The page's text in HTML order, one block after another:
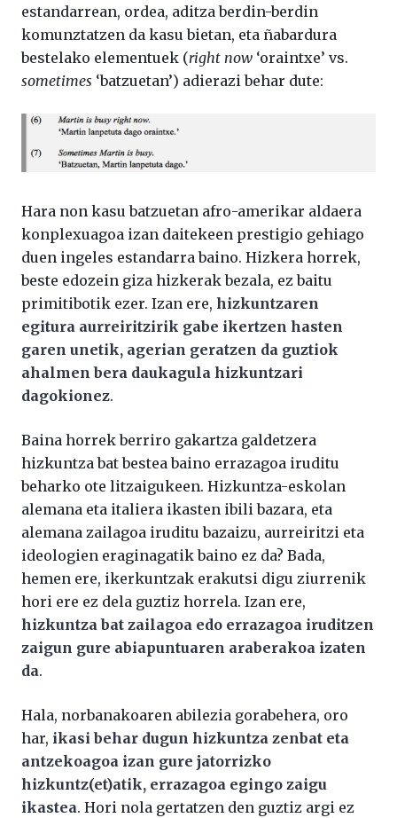
estandarrean, ordea, aditza berdin-berdin
komunztatzen da kasu bietan, eta ñabardura
bestelako elementuek (right now ‘oraintxe’ vs.
sometimes ‘batzuetan’) adierazi behar dute:
Hara non kasu batzuetan afro-amerikar aldaera
konplexuagoa izan daitekeen prestigio gehiago
duen ingeles estandarra baino. Hizkera horrek,
beste edozein giza hizkerak bezala, ez baitu
primitibotik ezer. Izan ere, hizkuntzaren
egitura aurreiritzirik gabe ikertzen hasten
garen unetik, agerian geratzen da guztiok
ahalmen bera daukagula hizkuntzari
dagokionez.
Baina horrek berriro gakartza galdetzera
hizkuntza bat bestea baino errazagoa iruditu
beharko ote litzaigukeen. Hizkuntza-eskolan
alemana eta italiera ikasten ibili bazara, eta
alemana zailagoa iruditu bazaizu, aurreiritzi eta
ideologien eraginagatik baino ez da? Bada,
hemen ere, ikerkuntzak erakutsi digu ziurrenik
hori ere ez dela guztiz horrela. Izan ere,
hizkuntza bat zailagoa edo errazagoa iruditzen
zaigun gure abiapuntuaren araberakoa izaten
da.
Hala, norbanakoaren abilezia gorabehera, oro
har, ikasi behar dugun hizkuntza zenbat eta
antzekoagoa izan gure jatorrizko
hizkuntz(et)atik, errazagoa egingo zaigu
ikastea. Hori nola gertatzen den guztiz argi ez